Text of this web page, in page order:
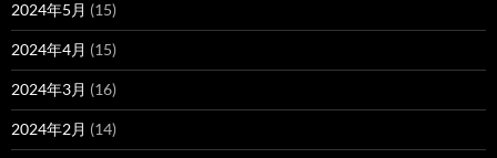
2024年5月 (15)
2024年4月 (15)
2024年3月 (16)
2024年2月 (14)